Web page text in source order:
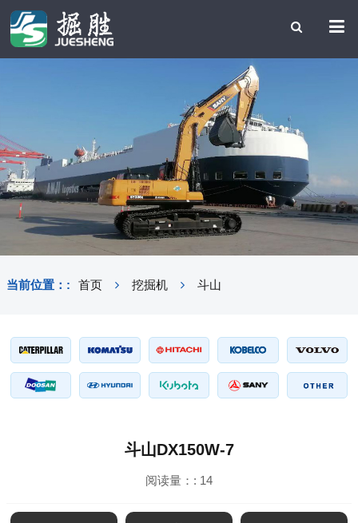
当前位置：: 首页 挖掘机 斗山
斗山DX150W-7
阅读量：: 14